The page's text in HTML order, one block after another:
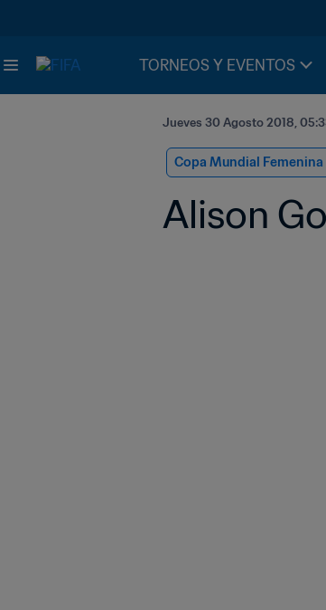
TORNEOS Y EVENTOS
Jueves 30 Agosto 2018,
Copa Mundial Femenina
Alison